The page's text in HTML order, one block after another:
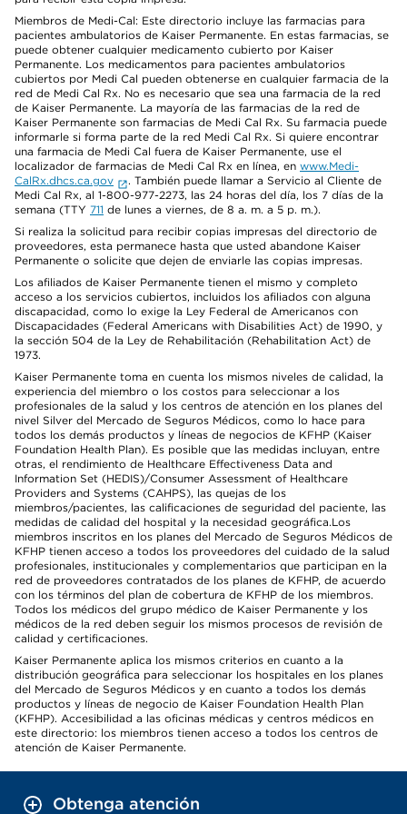
Miembros de Medi-Cal: Este directorio incluye las farmacias para
pacientes ambulatorios de Kaiser Permanente. En estas farmacias, se
puede obtener cualquier medicamento cubierto por Kaiser
Permanente. Los medicamentos para pacientes ambulatorios
cubiertos por Medi Cal pueden obtenerse en cualquier farmacia de la
red de Medi Cal Rx. No es necesario que sea una farmacia de la red
de Kaiser Permanente. La mayoría de las farmacias de la red de
Kaiser Permanente son farmacias de Medi Cal Rx. Su farmacia puede
informarle si forma parte de la red Medi Cal Rx. Si quiere encontrar
una farmacia de Medi Cal fuera de Kaiser Permanente, use el
localizador de farmacias de Medi Cal Rx en línea, en www.Medi-
CalRx.dhcs.ca.gov
. También puede llamar a Servicio al Cliente de
Medi Cal Rx, al 1-800-977-2273, las 24 horas del día, los 7 días de la
semana (TTY 711 de lunes a viernes, de 8 a. m. a 5 p. m.).
Si realiza la solicitud para recibir copias impresas del directorio de
proveedores, esta permanece hasta que usted abandone Kaiser
Permanente o solicite que dejen de enviarle las copias impresas.
Los afiliados de Kaiser Permanente tienen el mismo y completo
acceso a los servicios cubiertos, incluidos los afiliados con alguna
discapacidad, como lo exige la Ley Federal de Americanos con
Discapacidades (Federal Americans with Disabilities Act) de 1990, y
la sección 504 de la Ley de Rehabilitación (Rehabilitation Act) de
1973.
Kaiser Permanente toma en cuenta los mismos niveles de calidad, la
experiencia del miembro o los costos para seleccionar a los
profesionales de la salud y los centros de atención en los planes del
nivel Silver del Mercado de Seguros Médicos, como lo hace para
todos los demás productos y líneas de negocios de KFHP (Kaiser
Foundation Health Plan). Es posible que las medidas incluyan, entre
otras, el rendimiento de Healthcare Effectiveness Data and
Information Set (HEDIS)/Consumer Assessment of Healthcare
Providers and Systems (CAHPS), las quejas de los
miembros/pacientes, las calificaciones de seguridad del paciente, las
medidas de calidad del hospital y la necesidad geográfica.Los
miembros inscritos en los planes del Mercado de Seguros Médicos de
KFHP tienen acceso a todos los proveedores del cuidado de la salud
profesionales, institucionales y complementarios que participan en la
red de proveedores contratados de los planes de KFHP, de acuerdo
con los términos del plan de cobertura de KFHP de los miembros.
Todos los médicos del grupo médico de Kaiser Permanente y los
médicos de la red deben seguir los mismos procesos de revisión de
calidad y certificaciones.
Kaiser Permanente aplica los mismos criterios en cuanto a la
distribución geográfica para seleccionar los hospitales en los planes
del Mercado de Seguros Médicos y en cuanto a todos los demás
productos y líneas de negocio de Kaiser Foundation Health Plan
(KFHP). Accesibilidad a las oficinas médicas y centros médicos en
este directorio: los miembros tienen acceso a todos los centros de
atención de Kaiser Permanente.
Obtenga atención